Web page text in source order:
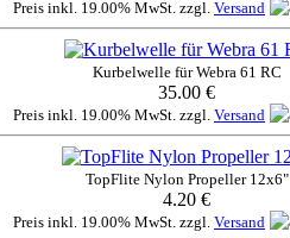
Preis inkl. 19.00% MwSt. zzgl. Versand
Kurbelwelle für Webra 61 RC
35.00 €
Preis inkl. 19.00% MwSt. zzgl. Versand
TopFlite Nylon Propeller 12x6"
4.20 €
Preis inkl. 19.00% MwSt. zzgl. Versand